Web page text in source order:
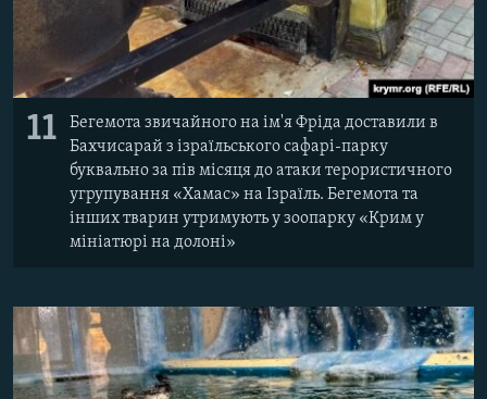
11
Бегемота звичайного на ім'я Фріда доставили в
Бахчисарай з ізраїльського сафарі-парку
буквально за пів місяця до атаки терористичного
угрупування «Хамас» на Ізраїль. Бегемота та
інших тварин утримують у зоопарку «Крим у
мініатюрі на долоні»